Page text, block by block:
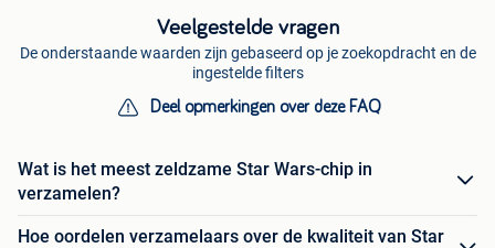
Veelgestelde vragen
De onderstaande waarden zijn gebaseerd op je zoekopdracht en de
ingestelde filters
Deel opmerkingen over deze FAQ
Wat is het meest zeldzame Star Wars-chip in
verzamelen?
Hoe oordelen verzamelaars over de kwaliteit van Star